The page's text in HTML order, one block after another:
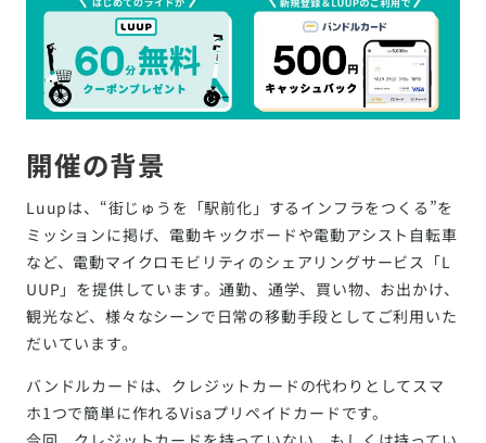
開催の背景
Luupは、“街じゅうを「駅前化」するインフラをつくる”を
ミッションに掲げ、電動キックボードや電動アシスト自転車
など、電動マイクロモビリティのシェアリングサービス「L
UUP」を提供しています。通勤、通学、買い物、お出かけ、
観光など、様々なシーンで日常の移動手段としてご利用いた
だいています。
バンドルカードは、クレジットカードの代わりとしてスマ
ホ1つで簡単に作れるVisaプリペイドカードです。